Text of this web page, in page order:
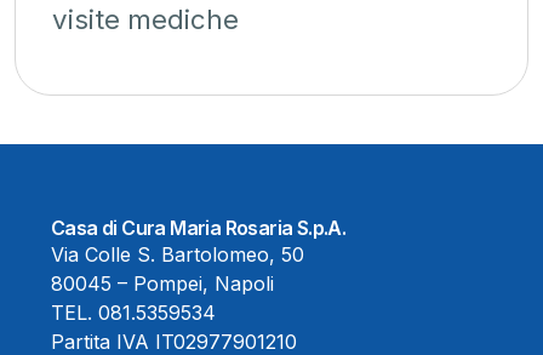
visite mediche
Casa di Cura Maria Rosaria S.p.A.
Via Colle S. Bartolomeo, 50
80045 – Pompei, Napoli
TEL. 081.5359534
Partita IVA IT02977901210